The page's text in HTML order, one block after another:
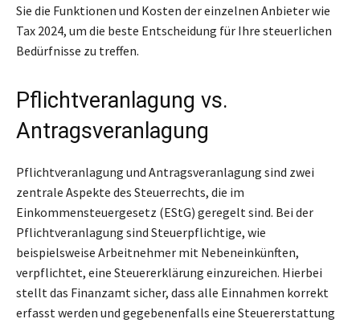
Sie die Funktionen und Kosten der einzelnen Anbieter wie
Tax 2024, um die beste Entscheidung für Ihre steuerlichen
Bedürfnisse zu treffen.
Pflichtveranlagung vs.
Antragsveranlagung
Pflichtveranlagung und Antragsveranlagung sind zwei
zentrale Aspekte des Steuerrechts, die im
Einkommensteuergesetz (EStG) geregelt sind. Bei der
Pflichtveranlagung sind Steuerpflichtige, wie
beispielsweise Arbeitnehmer mit Nebeneinkünften,
verpflichtet, eine Steuererklärung einzureichen. Hierbei
stellt das Finanzamt sicher, dass alle Einnahmen korrekt
erfasst werden und gegebenenfalls eine Steuererstattung